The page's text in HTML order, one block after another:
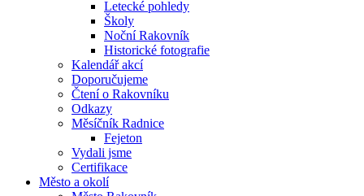
Letecké pohledy
Školy
Noční Rakovník
Historické fotografie
Kalendář akcí
Doporučujeme
Čtení o Rakovníku
Odkazy
Měsíčník Radnice
Fejeton
Vydali jsme
Certifikace
Město a okolí